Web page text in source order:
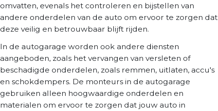
omvatten, evenals het controleren en bijstellen van
andere onderdelen van de auto om ervoor te zorgen dat
deze veilig en betrouwbaar blijft rijden.
In de autogarage worden ook andere diensten
aangeboden, zoals het vervangen van versleten of
beschadigde onderdelen, zoals remmen, uitlaten, accu's
en schokdempers. De monteurs in de autogarage
gebruiken alleen hoogwaardige onderdelen en
materialen om ervoor te zorgen dat jouw auto in